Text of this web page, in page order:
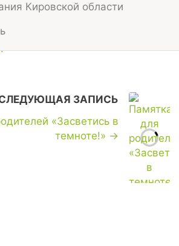
Кировской области
ЗАПИСЬ
гражданской обороны РФ в
ЗАПИСЬ
«Засветись в
темноте!» →